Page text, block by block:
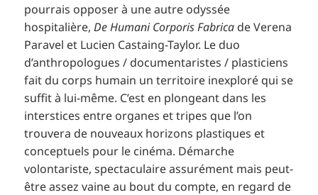
pourrais opposer à une autre odyssée
hospitalière,De Humani Corporis Fabrica de Verena
Paravel et Lucien Castaing-Taylor. Le duo
d’anthropologues / documentaristes / plasticiens
fait du corps humain un territoire inexploré qui se
suffit à lui-même. C’est en plongeant dans les
interstices entre organes et tripes que l’on
trouvera de nouveaux horizons plastiques et
conceptuels pour le cinéma. Démarche
volontariste, spectaculaire assurément mais peut-
être assez vaine au bout du compte, en regard de